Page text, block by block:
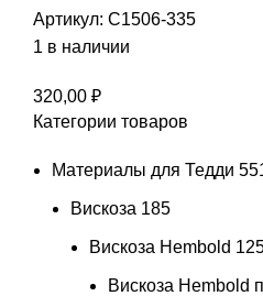
Артикул: С1506-335
1 в наличии
320,00 ₽
Категории товаров
Материалы для Тедди
Вискоза 185
Вискоза Hembold
Вискоза Hembold